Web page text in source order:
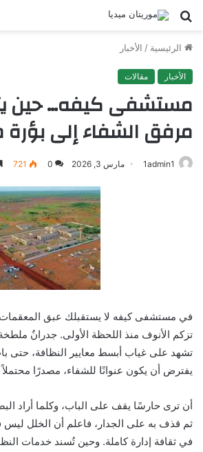
بحث
الرئيسية / الأخبار
الأخبار مقالات
مستشفى كيفه… حين
مرفق الشفاء إلى
1admin1 مارس 3, 2026 0
721
في مستشفى كيفه لا يستقبلك عبق
تزكم الأنوف منذ اللحظة الأولى. جدرانٌ ملطخة
تشهد على غياب أبسط معايير النظافة، حتى
يفترض أن يكون عنوانًا للشفاء، مصدرًا
أن ترى حارسًا يقف على الباب، وكلما أراد
ثم قذف به على الجدار، فاعلم أن الخلل
في ثقافة إدارة كاملة. وحين تُسند خدمات